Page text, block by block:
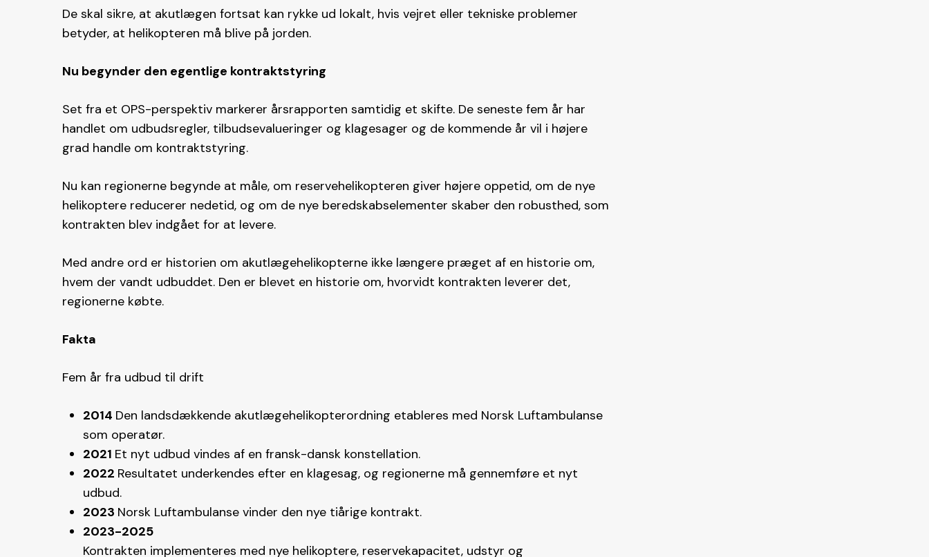
De skal sikre, at akutlægen fortsat kan rykke ud lokalt, hvis vejret eller tekniske problemer
betyder, at helikopteren må blive på jorden.
Nu begynder den egentlige kontraktstyring
Set fra et OPS-perspektiv markerer årsrapporten samtidig et skifte. De seneste fem år har
handlet om udbudsregler, tilbudsevalueringer og klagesager og de kommende år vil i højere
grad handle om kontraktstyring.
Nu kan regionerne begynde at måle, om reservehelikopteren giver højere oppetid, om de nye
helikoptere reducerer nedetid, og om de nye beredskabselementer skaber den robusthed, som
kontrakten blev indgået for at levere.
Med andre ord er historien om akutlægehelikopterne ikke længere præget af en historie om,
hvem der vandt udbuddet. Den er blevet en historie om, hvorvidt kontrakten leverer det,
regionerne købte.
Fakta
Fem år fra udbud til drift
2014 Den landsdækkende akutlægehelikopterordning etableres med Norsk Luftambulanse
som operatør.
2021 Et nyt udbud vindes af en fransk-dansk konstellation.
2022 Resultatet underkendes efter en klagesag, og regionerne må gennemføre et nyt
udbud.
2023 Norsk Luftambulanse vinder den nye tiårige kontrakt.
2023-2025
Kontrakten implementeres med nye helikoptere, reservekapacitet, udstyr og